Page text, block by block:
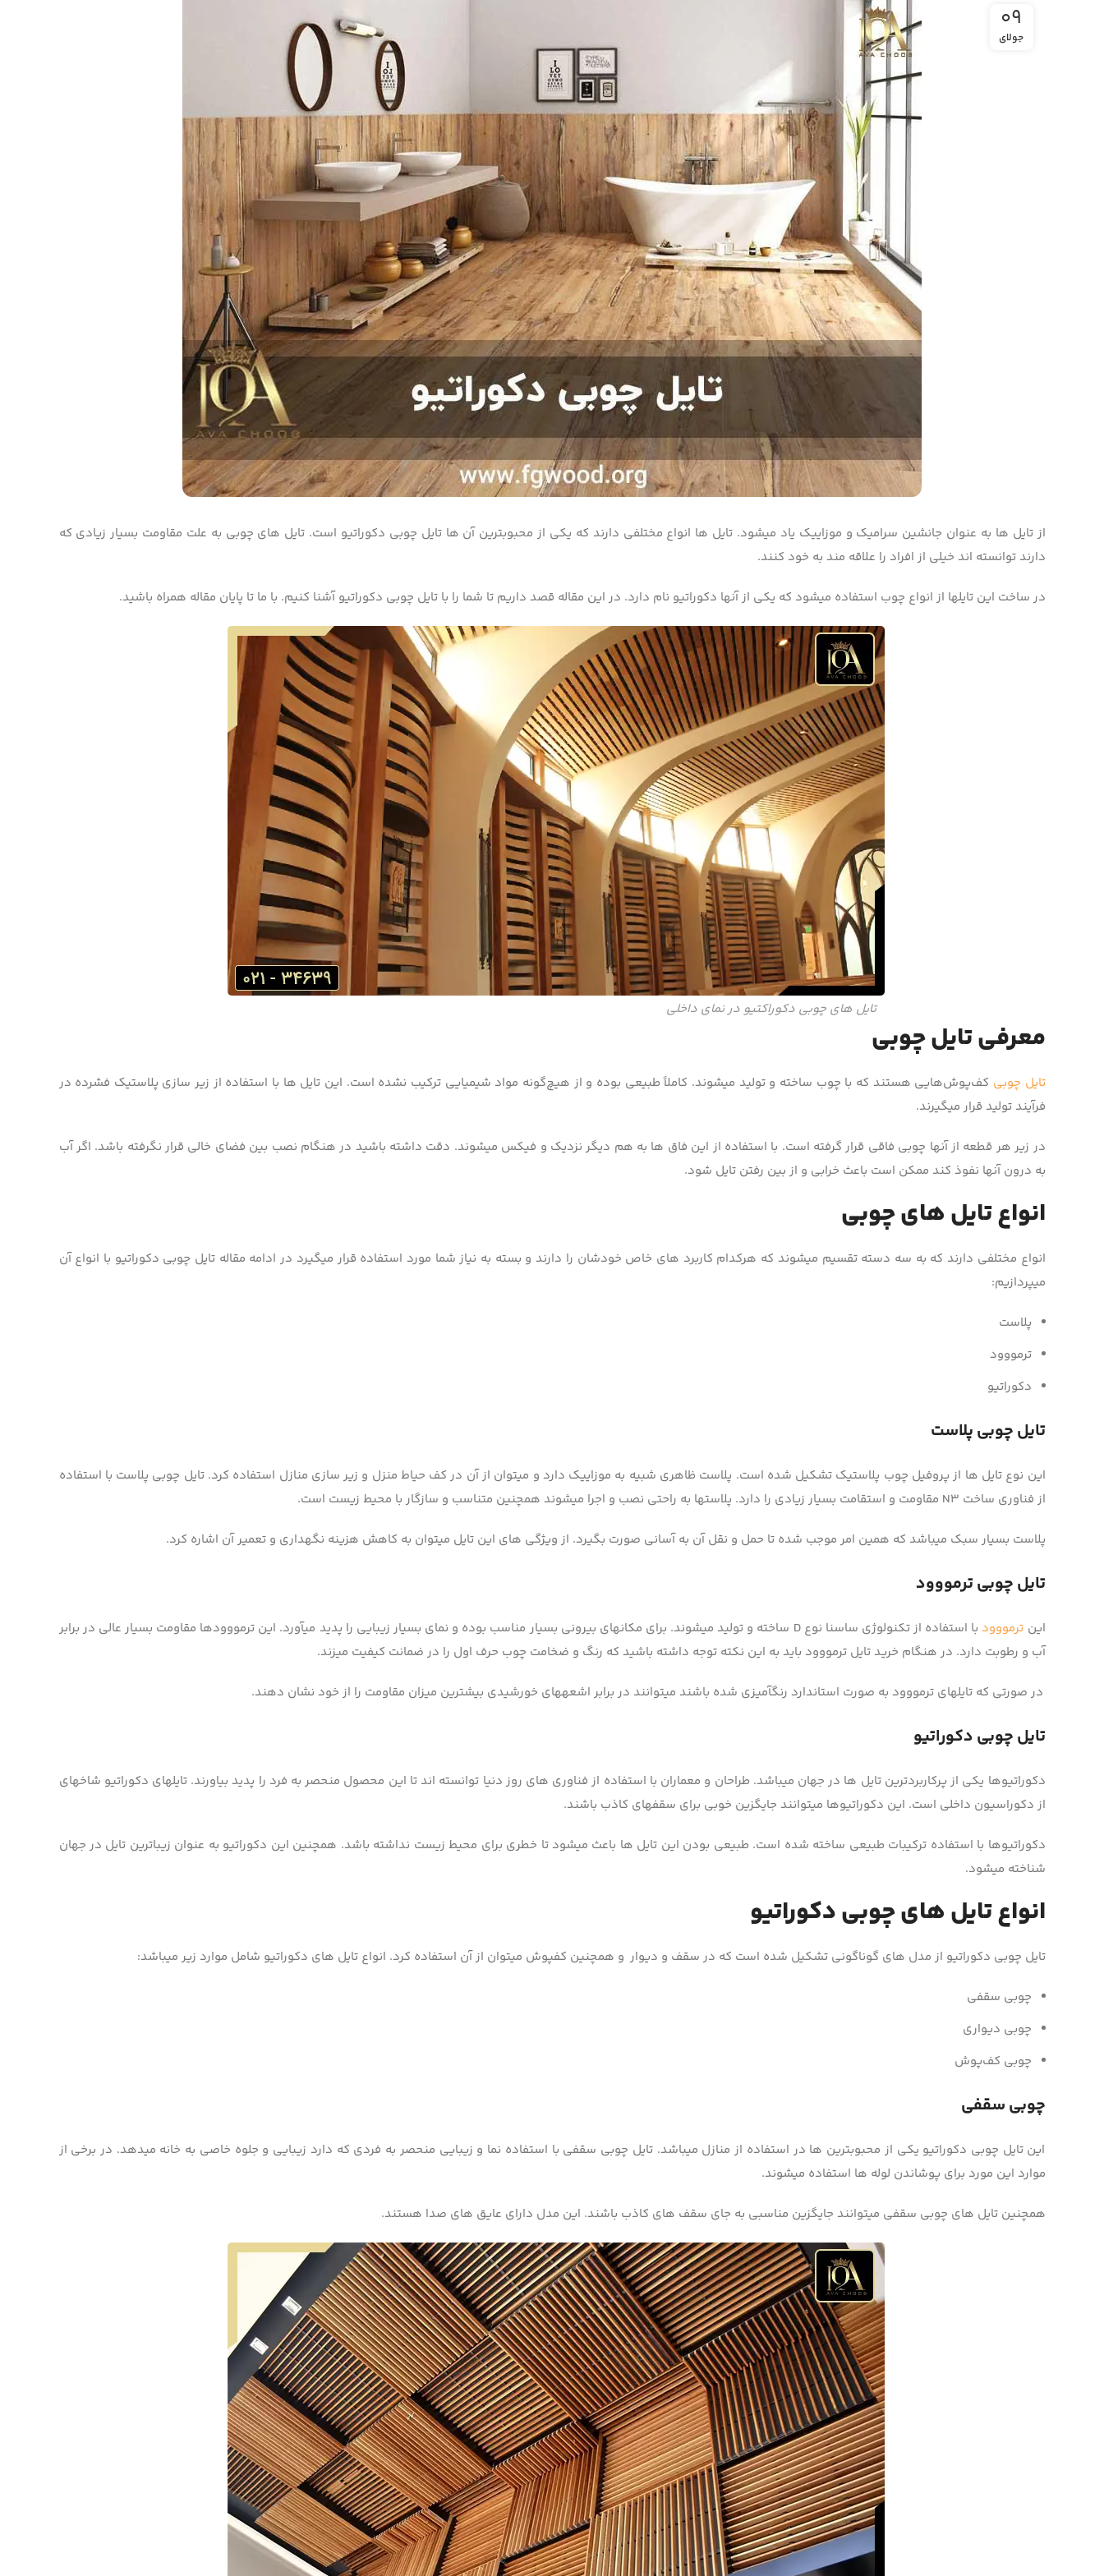
09
جولای
از تایل­ ها به عنوان جانشین سرامیک و موزاییک یاد می­شود. تایل­ ها انواع مختلفی دارند که یکی از محبوب­ترین آن­ ها تایل چوبی دکوراتیو است. تایل­ های چوبی به علت مقاومت بسیار زیادی که
دارند توانسته ­اند خیلی از افراد را علاقه­ مند به خود کنند.
در ساخت این تایل­ها از انواع چوب استفاده می­شود که یکی از آن­ها دکوراتیو نام دارد. در این مقاله قصد داریم تا شما را با تایل چوبی دکوراتیو آشنا کنیم. با ما تا پایان مقاله همراه باشید.
تایل های چوبی دکوراکتیو در نمای داخلی
معرفی تایل چوبی
تایل چوبی کف‌پوش‌هایی هستند که با چوب ساخته و تولید می­شوند. کاملاً طبیعی بوده و از هیچ‌گونه مواد شیمیایی ترکیب نشده است. این تایل­ ها با استفاده از زیر سازی پلاستیک فشرده در
فرآیند تولید قرار می­گیرند.
در زیر هر قطعه از آن­ها چوبی فاقی قرار گرفته است. با استفاده از این فاق­ ها به هم دیگر نزدیک و فیکس می­شوند. دقت داشته باشید در هنگام نصب بین فضای خالی قرار نگرفته باشد. اگر آب
به درون آن­ها نفوذ کند ممکن است باعث خرابی و از بین رفتن تایل شود.
انواع تایل های چوبی
انواع مختلفی دارند که به سه دسته تقسیم می­شوند که هرکدام کاربرد های خاص خودشان را دارند و بسته به نیاز شما مورد استفاده قرار میگیرد در ادامه مقاله تایل چوبی دکوراتیو با انواع آن
میپردازیم:
پلاست
ترمووود
دکوراتیو
تایل چوبی پلاست
این نوع تایل­ ها از پروفیل چوب پلاستیک تشکیل شده است. پلاست ظاهری شبیه به موزاییک دارد و می­توان از آن­ در کف حیاط منزل و زیر سازی منازل استفاده کرد. تایل چوبی پلاست با استفاده
از فناوری ساخت N3 مقاومت و استقامت بسیار زیادی را دارد. پلاست­ها به راحتی نصب و اجرا می­شوند همچنین متناسب و سازگار با محیط زیست است.
پلاست بسیار سبک می­باشد که همین امر موجب شده تا حمل­ و نقل آن به آسانی صورت بگیرد. از ویژگی­ های این تایل می­توان به کاهش هزینه نگهداری و تعمیر آن اشاره کرد.
تایل چوبی ترمووود
این ترمووود
با استفاده از تکنولوژی ساسنا نوع D ساخته و تولید می­شوند. برای مکان­های بیرونی بسیار مناسب بوده و نمای بسیار زیبایی را پدید می­آورد. این ترمووودها مقاومت بسیار عالی در برابر
آب و رطوبت دارد. در هنگام خرید تایل ترمووود باید به این نکته توجه داشته باشید که رنگ و ضخامت چوب حرف اول را در ضمانت کیفیت می­زند.
در صورتی که تایل­های ترمووود به صورت استاندارد رنگ­آمیزی شده باشند می­توانند در برابر اشعه­های خورشیدی­ بیشترین میزان مقاومت را از خود نشان دهند.
تایل چوبی دکوراتیو
دکوراتیوها یکی از پرکاربردترین تایل­ ها در جهان می­باشد. طراحان و معماران با استفاده از فناوری­ های روز دنیا توانسته­ اند تا این محصول منحصر به فرد را پدید بیاورند. تایل­های دکوراتیو شاخه­ای
از دکوراسیون داخلی است. این دکوراتیوها می­توانند جایگزین خوبی برای سقف­های کاذب باشند.
دکوراتیوها با استفاده ترکیبات طبیعی ساخته شده است. طبیعی بودن این تایل­ ها باعث می­شود تا خطری برای محیط زیست نداشته باشد. همچنین این دکوراتیو به عنوان زیباترین تایل در جهان
شناخته می­شود.
انواع تایل های چوبی دکوراتیو
تایل چوبی دکوراتیو از مدل­ های گوناگونی تشکیل شده است که در سقف و دیوار و همچنین کفپوش می­توان از آن استفاده کرد. انواع تایل­ های دکوراتیو شامل موارد زیر می­باشد:
چوبی سقفی
چوبی دیواری
چوبی کف‌پوش
چوبی سقفی
این تایل چوبی دکوراتیو یکی از محبوب­ترین ها در استفاده از منازل می­باشد. تایل­ چوبی سقفی با استفاده نما و زیبایی منحصر به فردی که دارد زیبایی و جلوه خاصی به خانه می­دهد. در برخی از
موارد این مورد برای پوشاندن لوله­ ها استفاده می­شوند.
همچنین تایل­ های چوبی سقفی می­توانند جایگزین مناسبی به جای سقف­ های کاذب باشند. این مدل دارای عایق­ های صدا هستند.